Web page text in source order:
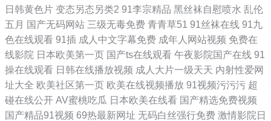
日韩黄色片 变态另态另类2 91李宗精品 黑丝袜自慰喷水 乱伦
五月 国产无码网站 三级无毒免费 青青草51 91丝袜在线 91九
色在线观看 91插 成人中文字幕免费 成年人网站视频 免费在
线影院 日本欧美第一页 国产ts在线观看 午夜影院国产在线 91
操在线观看 日韩在线播放视频 成人大片一级天天 内射性爱网
址大全 欧美社区第一页 欧美在线视频播放 91视频污污污 超
碰在线公开 AV蜜桃吃瓜 日本欧美在线看 国产精选免费视频
国产精品91视频 69热最新网址 无码白丝强行免费 激情影院日